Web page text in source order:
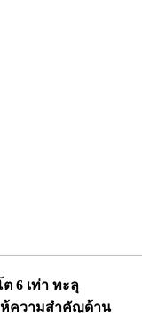
6 เท่า ทะลุ
ห้ความสำคัญด้าน